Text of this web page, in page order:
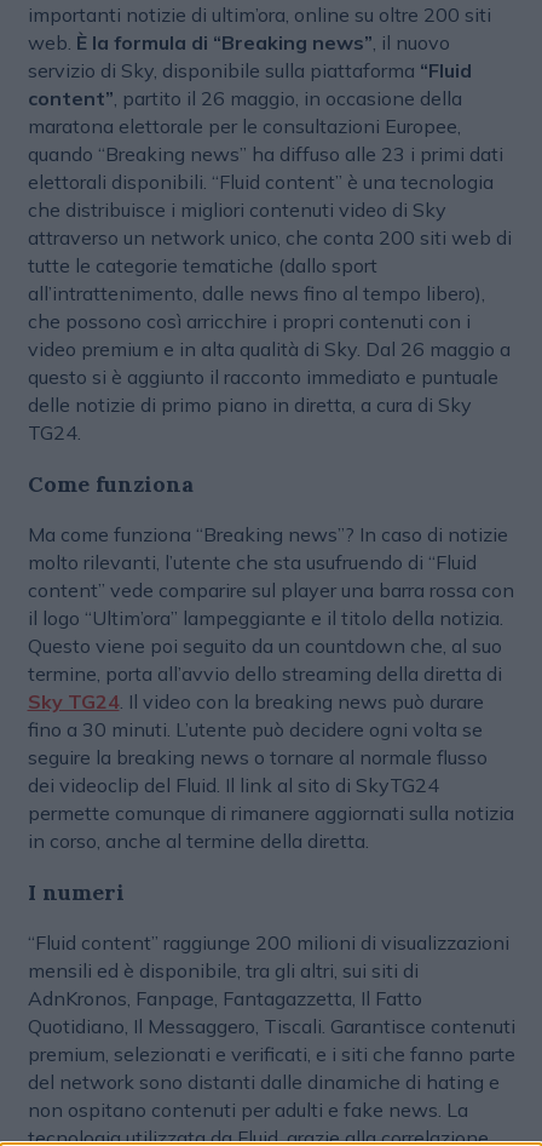
importanti notizie di ultim’ora, online su oltre 200 siti
web. È la formula di “Breaking news”, il nuovo
servizio di Sky, disponibile sulla piattaforma “Fluid
content”, partito il 26 maggio, in occasione della
maratona elettorale per le consultazioni Europee,
quando “Breaking news” ha diffuso alle 23 i primi dati
elettorali disponibili. “Fluid content” è una tecnologia
che distribuisce i migliori contenuti video di Sky
attraverso un network unico, che conta 200 siti web di
tutte le categorie tematiche (dallo sport
all’intrattenimento, dalle news fino al tempo libero),
che possono così arricchire i propri contenuti con i
video premium e in alta qualità di Sky. Dal 26 maggio a
questo si è aggiunto il racconto immediato e puntuale
delle notizie di primo piano in diretta, a cura di Sky
TG24.
Come funziona
Ma come funziona “Breaking news”? In caso di notizie
molto rilevanti, l’utente che sta usufruendo di “Fluid
content” vede comparire sul player una barra rossa con
il logo “Ultim’ora” lampeggiante e il titolo della notizia.
Questo viene poi seguito da un countdown che, al suo
termine, porta all’avvio dello streaming della diretta di
Sky TG24. Il video con la breaking news può durare
fino a 30 minuti. L’utente può decidere ogni volta se
seguire la breaking news o tornare al normale flusso
dei videoclip del Fluid. Il link al sito di SkyTG24
permette comunque di rimanere aggiornati sulla notizia
in corso, anche al termine della diretta.
I numeri
“Fluid content” raggiunge 200 milioni di visualizzazioni
mensili ed è disponibile, tra gli altri, sui siti di
AdnKronos, Fanpage, Fantagazzetta, Il Fatto
Quotidiano, Il Messaggero, Tiscali. Garantisce contenuti
premium, selezionati e verificati, e i siti che fanno parte
del network sono distanti dalle dinamiche di hating e
non ospitano contenuti per adulti e fake news. La
tecnologia utilizzata da Fluid, grazie alla correlazione